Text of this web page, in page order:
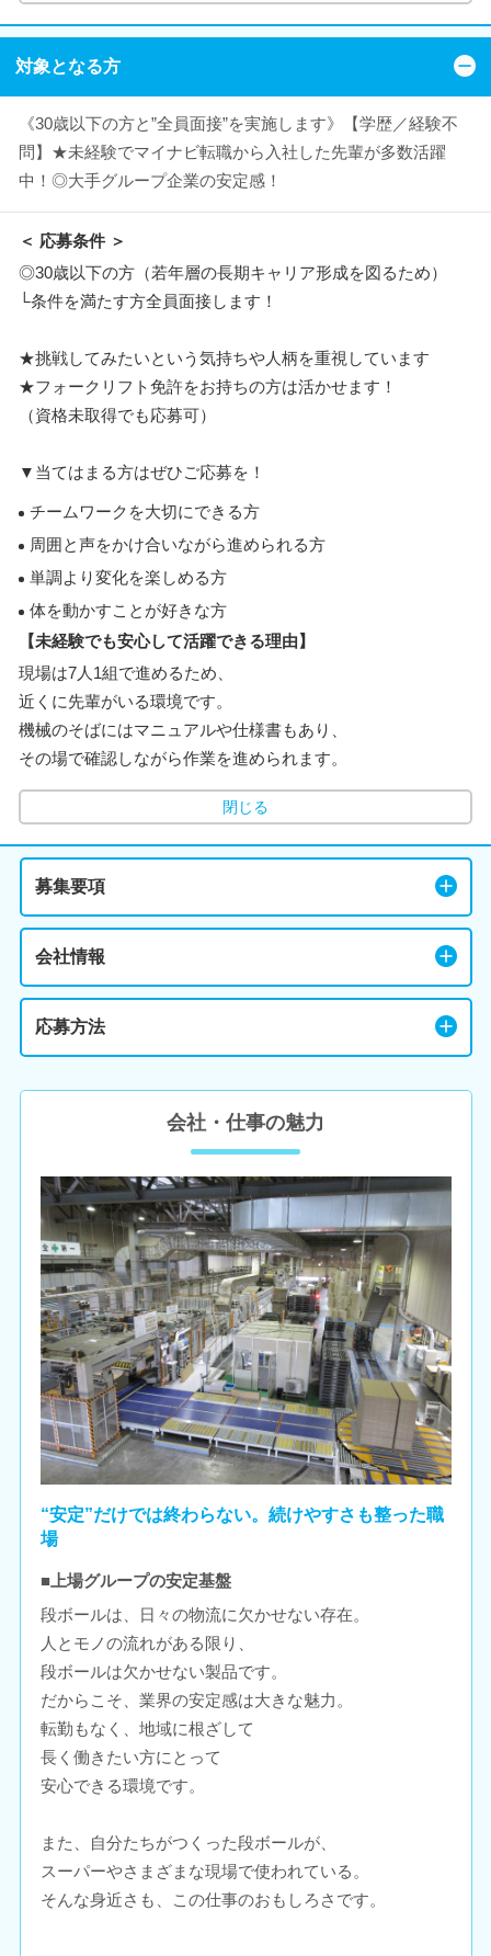
対象となる方
《30歳以下の方と”全員面接”を実施します》【学歴／経験不
問】★未経験でマイナビ転職から入社した先輩が多数活躍
中！◎大手グループ企業の安定感！
＜ 応募条件 ＞
◎30歳以下の方（若年層の長期キャリア形成を図るため）
└条件を満たす方全員面接します！
★挑戦してみたいという気持ちや人柄を重視しています
★フォークリフト免許をお持ちの方は活かせます！
（資格未取得でも応募可）
▼当てはまる方はぜひご応募を！
チームワークを大切にできる方
周囲と声をかけ合いながら進められる方
単調より変化を楽しめる方
体を動かすことが好きな方
【未経験でも安心して活躍できる理由】
現場は7人1組で進めるため、
近くに先輩がいる環境です。
機械のそばにはマニュアルや仕様書もあり、
その場で確認しながら作業を進められます。
閉じる
募集要項
会社情報
応募方法
会社・仕事の魅力
“安定”だけでは終わらない。続けやすさも整った職
場
■上場グループの安定基盤
段ボールは、日々の物流に欠かせない存在。
人とモノの流れがある限り、
段ボールは欠かせない製品です。
だからこそ、業界の安定感は大きな魅力。
転勤もなく、地域に根ざして
長く働きたい方にとって
安心できる環境です。
また、自分たちがつくった段ボールが、
スーパーやさまざまな現場で使われている。
そんな身近さも、この仕事のおもしろさです。